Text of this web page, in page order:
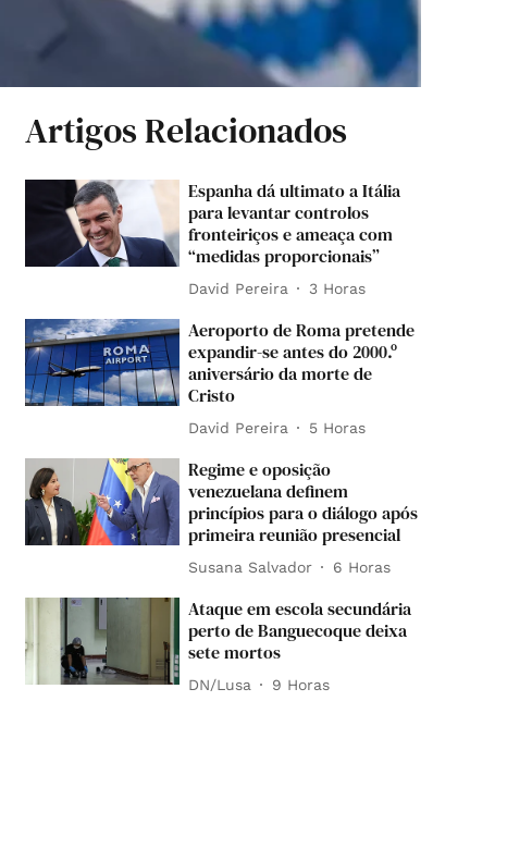
Artigos Relacionados
Espanha dá ultimato a Itália
para levantar controlos
fronteiriços e ameaça com
“medidas proporcionais”
David Pereira 3 Horas
Aeroporto de Roma pretende
expandir-se antes do 2000.º
aniversário da morte de
Cristo
David Pereira 5 Horas
Regime e oposição
venezuelana definem
princípios para o diálogo após
primeira reunião presencial
Susana Salvador 6 Horas
Ataque em escola secundária
perto de Banguecoque deixa
sete mortos
DN/Lusa 9 Horas